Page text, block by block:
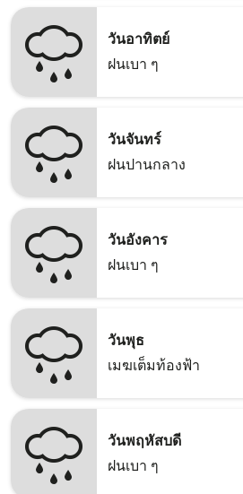
วันอาทิตย์
ฝนเบา ๆ
วันจันทร์
ฝนปานกลาง
วันอังคาร
ฝนเบา ๆ
วันพุธ
เมฆเต็มท้องฟ้า
วันพฤหัสบดี
ฝนเบา ๆ